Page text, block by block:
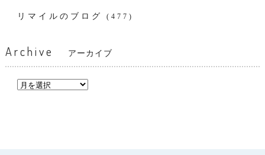
リマイルのブログ (477)
Archive アーカイブ